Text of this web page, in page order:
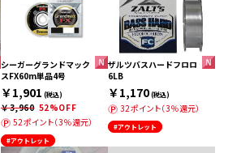
シーガーグランドマック
スFX60m単品4号
￥1,901 (税込)
￥3,960 52%OFF
52ポイント（3％還元）
#アウトレット
ザルツバスハードフロロ
6LB
￥1,170(税込)
32ポイント（3％還元）
#アウトレット